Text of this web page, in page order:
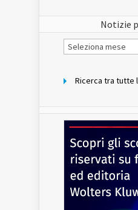
Notizie
Notizie
per
Ricerca tra tutte